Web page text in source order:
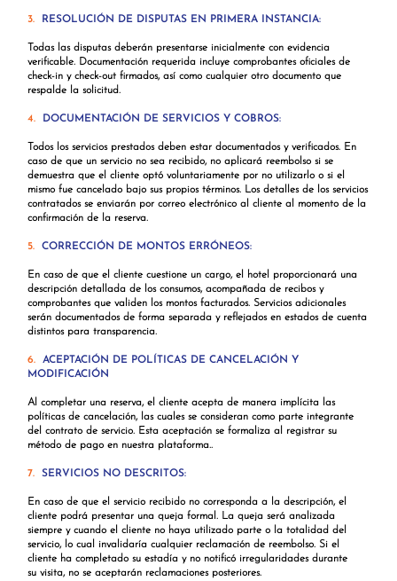
3. RESOLUCIÓN DE DISPUTAS EN PRIMERA INSTANCIA:
Todas las disputas deberán presentarse inicialmente con evidencia
verificable. Documentación requerida incluye comprobantes oficiales de
check-in y check-out firmados, así como cualquier otro documento que
respalde la solicitud.
4. DOCUMENTACIÓN DE SERVICIOS Y COBROS:
Todos los servicios prestados deben estar documentados y verificados. En
caso de que un servicio no sea recibido, no aplicará reembolso si se
demuestra que el cliente optó voluntariamente por no utilizarlo o si el
mismo fue cancelado bajo sus propios términos. Los detalles de los servicios
contratados se enviarán por correo electrónico al cliente al momento de la
confirmación de la reserva.
5. CORRECCIÓN DE MONTOS ERRÓNEOS:
En caso de que el cliente cuestione un cargo, el hotel proporcionará una
descripción detallada de los consumos, acompañada de recibos y
comprobantes que validen los montos facturados. Servicios adicionales
serán documentados de forma separada y reflejados en estados de cuenta
distintos para transparencia.
6.
ACEPTACIÓN DE POLÍTICAS DE CANCELACIÓN Y
MODIFICACIÓN
Al completar una reserva, el cliente acepta de manera implícita las
políticas de cancelación, las cuales se consideran como parte integrante
del contrato de servicio. Esta aceptación se formaliza al registrar su
método de pago en nuestra plataforma..
7. SERVICIOS NO DESCRITOS:
En caso de que el servicio recibido no corresponda a la descripción, el
cliente podrá presentar una queja formal. La queja será analizada
siempre y cuando el cliente no haya utilizado parte o la totalidad del
servicio, lo cual invalidaría cualquier reclamación de reembolso. Si el
cliente ha completado su estadía y no notificó irregularidades durante
su visita, no se aceptarán reclamaciones posteriores.